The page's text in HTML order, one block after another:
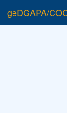
geDGAPA/